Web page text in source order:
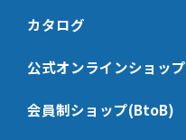
HL-BKS35x68
HL-HK5
HL-PCHK
HP-BKS40x140
HP-CHK-N
HP-KBHK
カタログ
公式オンラインショップ
会員制ショップ(BtoB)